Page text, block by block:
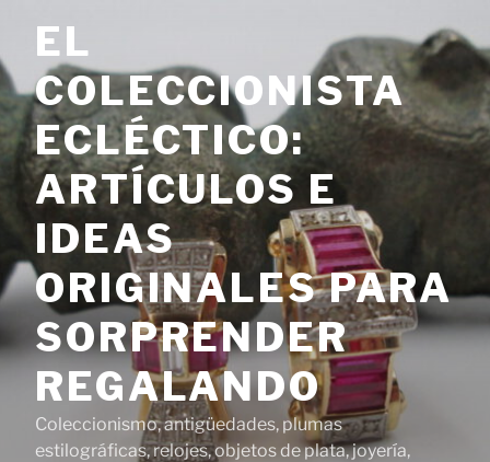
contenido
EL
COLECCIONISTA
ECLÉCTICO:
ARTÍCULOS E
IDEAS
ORIGINALES PARA
SORPRENDER
REGALANDO
Coleccionismo, antigüedades, plumas
estilográficas, relojes, objetos de plata, joyería,